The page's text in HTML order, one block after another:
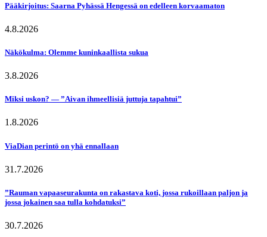
Pääkirjoitus: Saarna Pyhässä Hengessä on edelleen korvaamaton
4.8.2026
Näkökulma: Olemme kuninkaallista sukua
3.8.2026
Miksi uskon? — ”Aivan ihmeellisiä juttuja tapahtui”
1.8.2026
ViaDian perintö on yhä ennallaan
31.7.2026
”Rauman vapaaseurakunta on rakastava koti, jossa rukoillaan paljon ja
jossa jokainen saa tulla kohdatuksi”
30.7.2026